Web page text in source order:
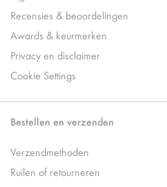
Recensies & beoordelingen
Awards & keurmerken
Privacy en disclaimer
Cookie Settings
Bestellen en verzenden
Verzendmethoden
Ruilen of retourneren